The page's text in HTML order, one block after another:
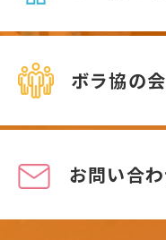
ボラ協の
お問い合